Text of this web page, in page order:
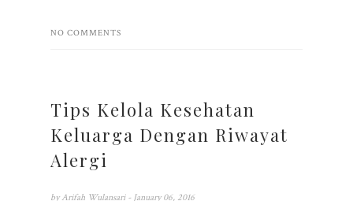
NO COMMENTS
Tips Kelola Kesehatan
Keluarga Dengan Riwayat
Alergi
by Arifah Wulansari - January 06, 2016